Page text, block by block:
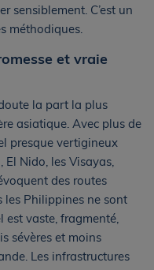
sensiblement. C’est un
méthodiques.
et vraie
la part la plus
asiatique. Avec plus de
presque vertigineux
El Nido, les Visayas,
des routes
les Philippines ne sont
est vaste, fragmenté,
sévères et moins
Les infrastructures